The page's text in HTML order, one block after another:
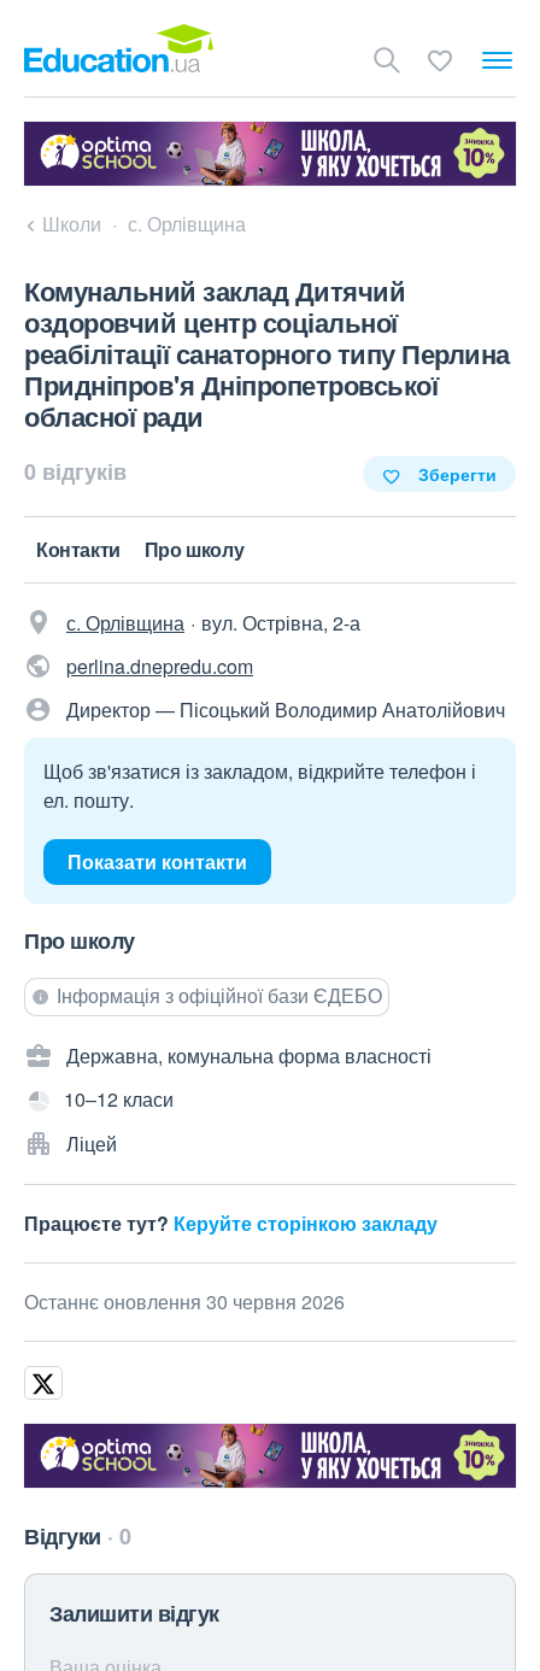
Школи с. Орлівщина
Комунальний заклад Дитячий
оздоровчий центр соціальної
реабілітації санаторного типу Перлина
Придніпров'я Дніпропетровської
обласної ради
0 відгуків Зберегти
Контакти Про школу
с. Орлівщина
вул. Острівна, 2-а
perlina.dnepredu.com
Директор — Пісоцький Володимир Анатолійович
Щоб зв'язатися із закладом, відкрийте телефон і
ел. пошту.
Показати контакти
Про школу
Інформація з офіційної бази ЄДЕБО
Державна, комунальна форма власності
10–12 класи
Ліцей
Працюєте тут? Керуйте сторінкою закладу
Останнє оновлення 30 червня 2026
Відгуки 0
Залишити відгук